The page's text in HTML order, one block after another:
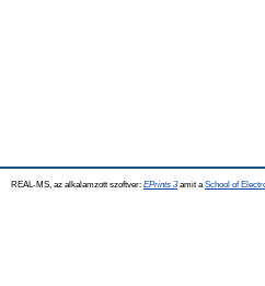
REAL-MS, az alkalamzott szoftver: EPrints 3amit a School of